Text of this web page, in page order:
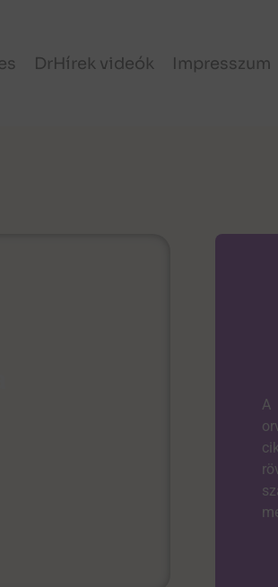
DrHírek videók Impresszum